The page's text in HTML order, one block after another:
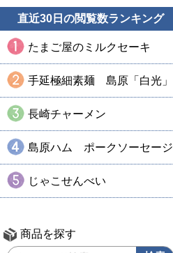
直近30日の閲覧数ランキング
たまご屋のミルクセーキ
手延極細素麺 島原「白光」
長崎チャーメン
島原ハム ポークソーセージ
じゃこせんべい
商品を探す